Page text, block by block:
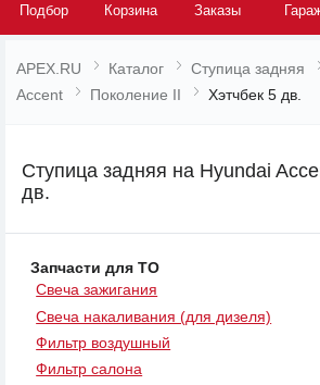
Подбор Корзина Заказы
APEX.RU Каталог Ступица задняя
Accent
Поколение II Хэтчбек 5 дв.
Ступица задняя на Hyundai
дв.
Запчасти для ТО
Свеча зажигания
Свеча накаливания (для дизеля)
Фильтр воздушный
Фильтр салона